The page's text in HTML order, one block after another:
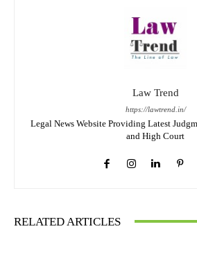
Law Trend
https://lawtrend.in/
Legal News Website Providing Latest
and High Court
RELATED ARTICLES